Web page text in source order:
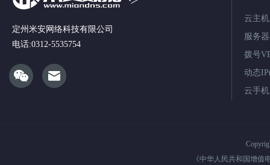
定州米安网络科技有限公司
电话:0312-5535754
云主机
服务
拨号
动态
云手机
《中华人民共和国增值